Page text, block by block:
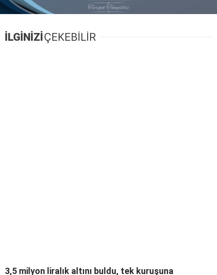
İLGİNİZİÇEKEBİLİR
3,5 milyon liralık altını buldu, tek kuruşuna